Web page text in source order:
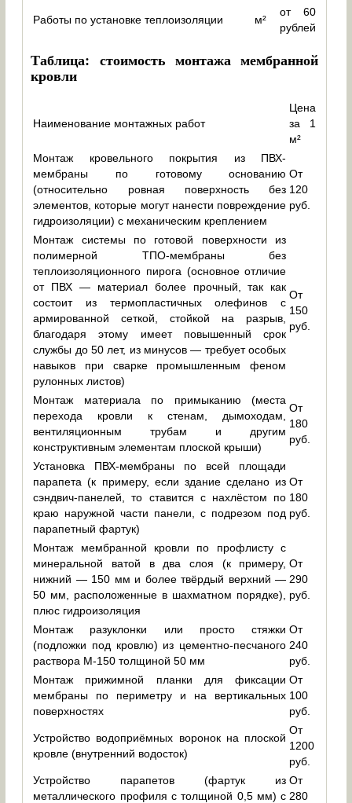
Работы по установке теплоизоляции м²
от 60
рублей
Таблица: стоимость монтажа мембранной
кровли
Наименование монтажных работ
Цена
за 1
м²
Монтаж кровельного покрытия из ПВХ-
мембраны по готовому основанию
(относительно ровная поверхность без
элементов, которые могут нанести повреждение
гидроизоляции) с механическим креплением
От
120
руб.
Монтаж системы по готовой поверхности из
полимерной ТПО-мембраны без
теплоизоляционного пирога (основное отличие
от ПВХ — материал более прочный, так как
состоит из термопластичных олефинов с
армированной сеткой, стойкой на разрыв,
благодаря этому имеет повышенный срок
службы до 50 лет, из минусов — требует особых
навыков при сварке промышленным феном
рулонных листов)
От
150
руб.
Монтаж материала по примыканию (места
перехода кровли к стенам, дымоходам,
вентиляционным трубам и другим
конструктивным элементам плоской крыши)
От
180
руб.
Установка ПВХ-мембраны по всей площади
парапета (к примеру, если здание сделано из
сэндвич-панелей, то ставится с нахлёстом по
краю наружной части панели, с подрезом под
парапетный фартук)
От
180
руб.
Монтаж мембранной кровли по профлисту с
минеральной ватой в два слоя (к примеру,
нижний — 150 мм и более твёрдый верхний —
50 мм, расположенные в шахматном порядке),
плюс гидроизоляция
От
290
руб.
Монтаж разуклонки или просто стяжки
(подложки под кровлю) из цементно-песчаного
раствора М-150 толщиной 50 мм
От
240
руб.
Монтаж прижимной планки для фиксации
мембраны по периметру и на вертикальных
поверхностях
От
100
руб.
Устройство водоприёмных воронок на плоской
кровле (внутренний водосток)
От
1200
руб.
Устройство парапетов (фартук из
металлического профиля с толщиной 0,5 мм) с
От
280